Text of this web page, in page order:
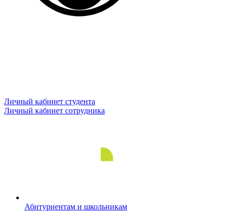
Личный кабинет студента
Личный кабинет сотрудника
Абитуриентам и школьникам